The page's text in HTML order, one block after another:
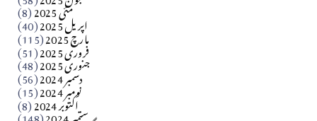
آزاد کشمیر جیسے احتجاج کی ضرورت ہے؟ از،،، ظہیرالدین
مئی 2025 (8) اپریل 2025 (40) مارچ 2025 (115) فروری 2025 (51) جنوری 2025 (48) دسمبر 2024 (56) نومبر 2024 (15) اکتوبر 2024 (8)